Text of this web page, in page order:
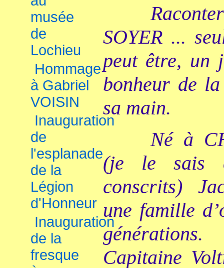
musée
de
Lochieu
Hommage
à Gabriel
VOISIN
Inauguration
de
l'esplanade
de la
Légion
d'Honneur
Inauguration
de la
fresque
SOYER ...
peut être, un
bonheur de
sa main.
Né à
(je le sais
conscrits)
une famille
Capitaine